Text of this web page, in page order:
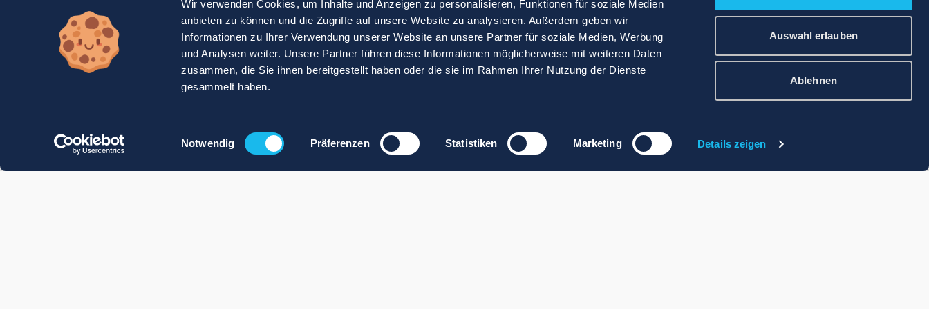
Wir verwenden Cookies, um Inhalte und Anzeigen zu personalisieren, Funktionen für soziale Medien
anbieten zu können und die Zugriffe auf unsere Website zu analysieren. Außerdem geben wir
Informationen zu Ihrer Verwendung unserer Website an unsere Partner für soziale Medien, Werbung
und Analysen weiter. Unsere Partner führen diese Informationen möglicherweise mit weiteren Daten
zusammen, die Sie ihnen bereitgestellt haben oder die sie im Rahmen Ihrer Nutzung der Dienste
gesammelt haben.
Einwilligungsauswahl
Notwendig Präferenzen Statistiken Marketing Details zeigen
Auswahl erlauben
Ablehnen